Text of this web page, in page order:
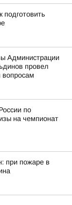
подготовить
Администрации
провел
по
на чемпионат
при пожаре в